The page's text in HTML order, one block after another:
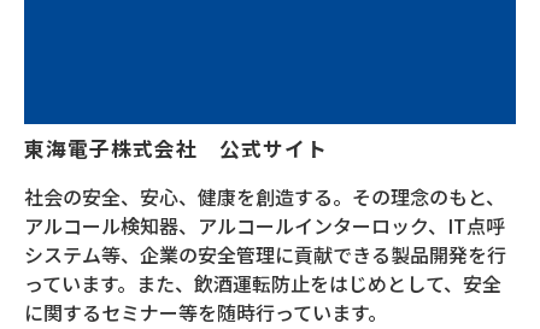
東海電子株式会社　公式サイト
社会の安全、安心、健康を創造する。その理念のもと、
アルコール検知器、アルコールインターロック、IT点呼
システム等、企業の安全管理に貢献できる製品開発を行
っています。また、飲酒運転防止をはじめとして、安全
に関するセミナー等を随時行っています。